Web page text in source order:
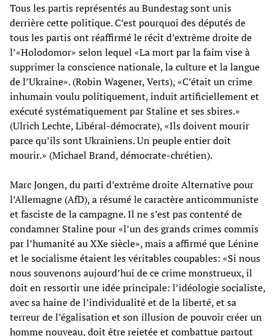
Tous les partis représentés au Bundestag sont unis
derrière cette politique. C’est pourquoi des députés de
tous les partis ont réaffirmé le récit d’extrême droite de
l’«Holodomor» selon lequel «La mort par la faim vise à
supprimer la conscience nationale, la culture et la langue
de l’Ukraine». (Robin Wagener, Verts), «C’était un crime
inhumain voulu politiquement, induit artificiellement et
exécuté systématiquement par Staline et ses sbires.»
(Ulrich Lechte, Libéral-démocrate), «Ils doivent mourir
parce qu’ils sont Ukrainiens. Un peuple entier doit
mourir.» (Michael Brand, démocrate-chrétien).
Marc Jongen, du parti d’extrême droite Alternative pour
l’Allemagne (AfD), a résumé le caractère anticommuniste
et fasciste de la campagne. Il ne s’est pas contenté de
condamner Staline pour «l’un des grands crimes commis
par l’humanité au XXe siècle», mais a affirmé que Lénine
et le socialisme étaient les véritables coupables: «Si nous
nous souvenons aujourd’hui de ce crime monstrueux, il
doit en ressortir une idée principale: l’idéologie socialiste,
avec sa haine de l’individualité et de la liberté, et sa
terreur de l’égalisation et son illusion de pouvoir créer un
homme nouveau, doit être rejetée et combattue partout